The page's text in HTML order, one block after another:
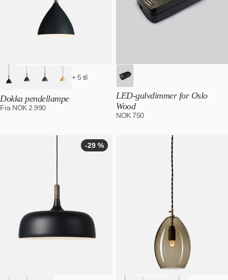
+ 5 til
Dokka pendellampe
Fra NOK 2.990
LED-gulvdimmer for Oslo
Wood
NOK750
-29 %